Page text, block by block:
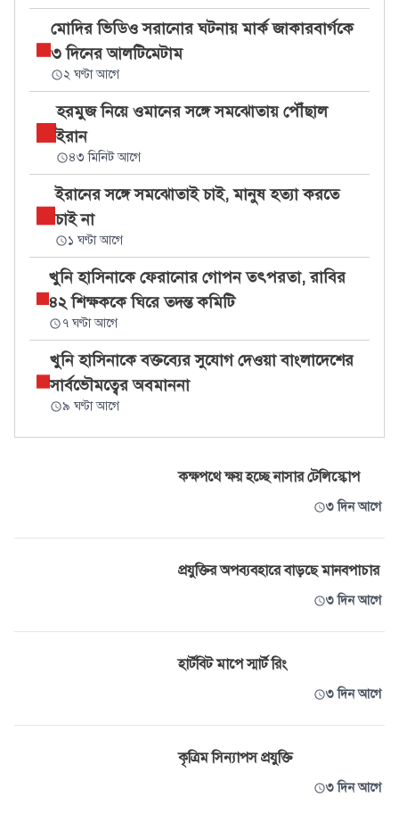
মোদির ভিডিও সরানোর ঘটনায় মার্ক জাকারবার্গকে
৩ দিনের আলটিমেটাম
২ ঘণ্টা আগে
হরমুজ নিয়ে ওমানের সঙ্গে সমঝোতায় পৌঁছাল
ইরান
৪৩ মিনিট আগে
ইরানের সঙ্গে সমঝোতাই চাই, মানুষ হত্যা করতে
চাই না
১ ঘণ্টা আগে
খুনি হাসিনাকে ফেরানোর গোপন তৎপরতা, রাবির
৪২ শিক্ষককে ঘিরে তদন্ত কমিটি
৭ ঘণ্টা আগে
খুনি হাসিনাকে বক্তব্যের সুযোগ দেওয়া বাংলাদেশের
সার্বভৌমত্বের অবমাননা
৯ ঘণ্টা আগে
কক্ষপথে ক্ষয় হচ্ছে নাসার টেলিস্কোপ
৩ দিন আগে
প্রযুক্তির অপব্যবহারে বাড়ছে মানবপাচার
৩ দিন আগে
হার্টবিট মাপে স্মার্ট রিং
৩ দিন আগে
কৃত্রিম সিন্যাপস প্রযুক্তি
৩ দিন আগে